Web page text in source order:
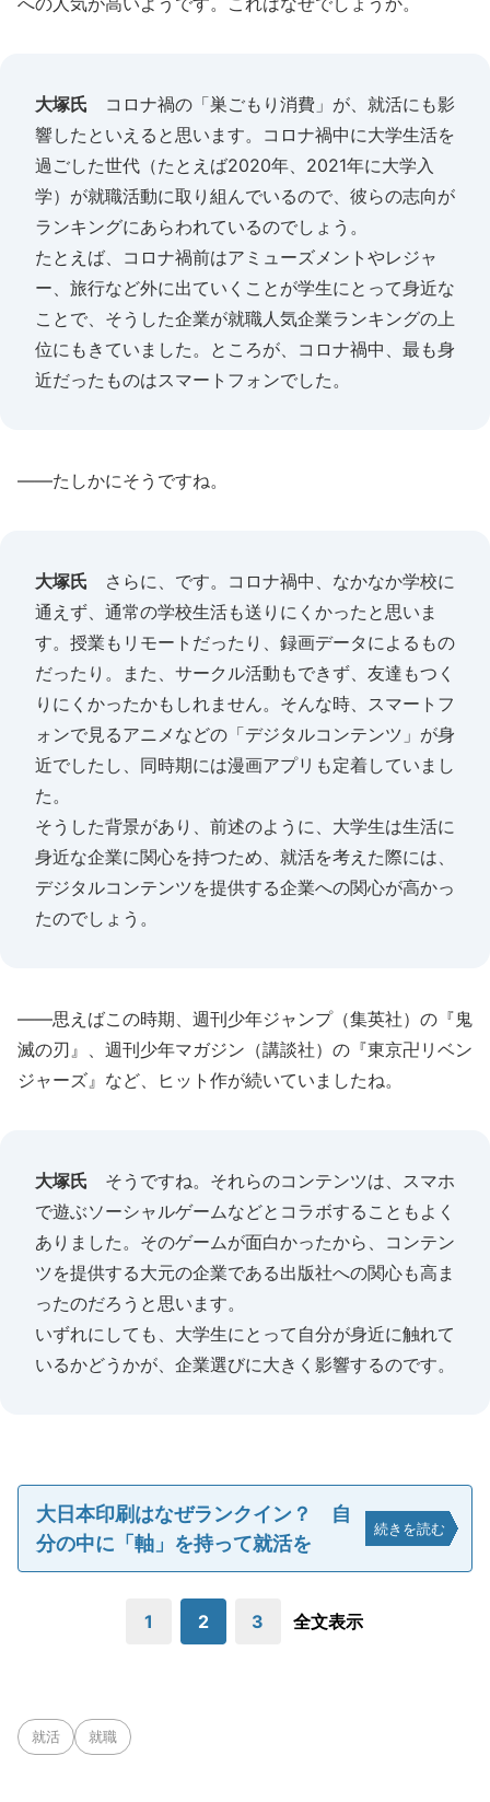
大塚氏 コロナ禍の「巣ごもり消費」が、就活にも影
響したといえると思います。コロナ禍中に大学生活を
過ごした世代（たとえば2020年、2021年に大学入
学）が就職活動に取り組んでいるので、彼らの志向が
ランキングにあらわれているのでしょう。
たとえば、コロナ禍前はアミューズメントやレジャ
ー、旅行など外に出ていくことが学生にとって身近な
ことで、そうした企業が就職人気企業ランキングの上
位にもきていました。ところが、コロナ禍中、最も身
近だったものはスマートフォンでした。
――たしかにそうですね。
大塚氏 さらに、です。コロナ禍中、なかなか学校に
通えず、通常の学校生活も送りにくかったと思いま
す。授業もリモートだったり、録画データによるもの
だったり。また、サークル活動もできず、友達もつく
りにくかったかもしれません。そんな時、スマートフ
ォンで見るアニメなどの「デジタルコンテンツ」が身
近でしたし、同時期には漫画アプリも定着していまし
た。
そうした背景があり、前述のように、大学生は生活に
身近な企業に関心を持つため、就活を考えた際には、
デジタルコンテンツを提供する企業への関心が高かっ
たのでしょう。
――思えばこの時期、週刊少年ジャンプ（集英社）の『鬼
滅の刃』、週刊少年マガジン（講談社）の『東京卍リベン
ジャーズ』など、ヒット作が続いていましたね。
大塚氏 そうですね。それらのコンテンツは、スマホ
で遊ぶソーシャルゲームなどとコラボすることもよく
ありました。そのゲームが面白かったから、コンテン
ツを提供する大元の企業である出版社への関心も高ま
ったのだろうと思います。
いずれにしても、大学生にとって自分が身近に触れて
いるかどうかが、企業選びに大きく影響するのです。
大日本印刷はなぜランクイン？ 自
分の中に「軸」を持って就活を
続きを読む
1 2 3 全文表示
就活 就職